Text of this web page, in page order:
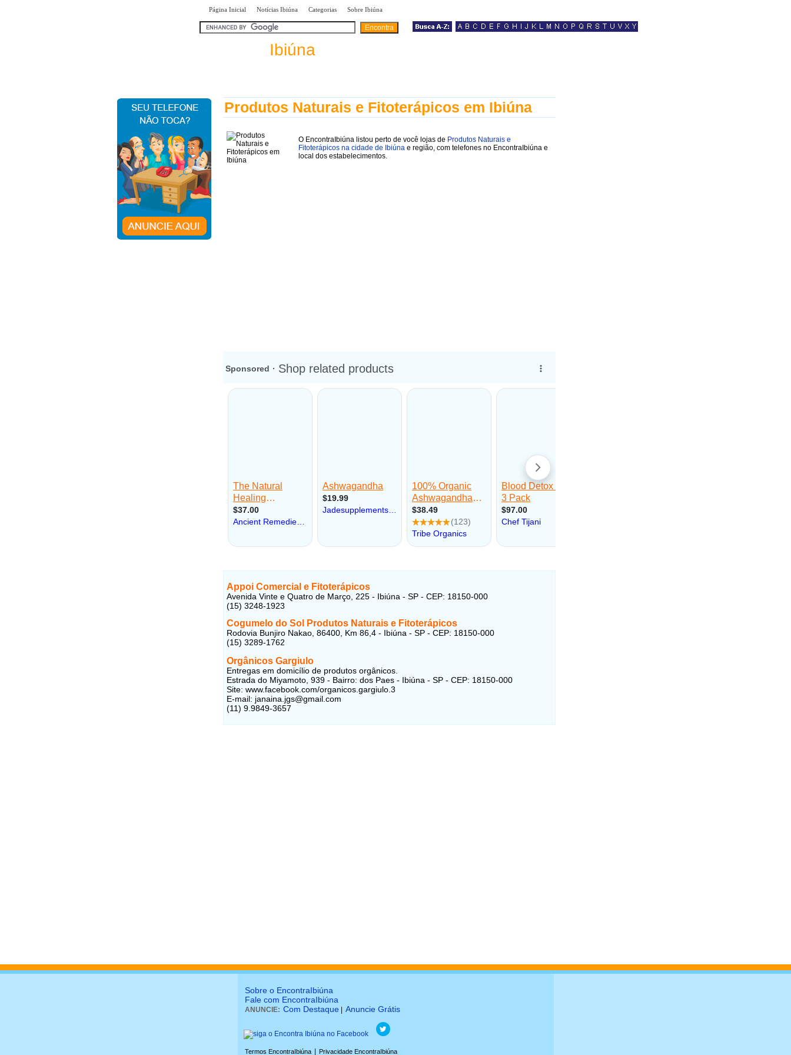
Página Inicial Notícias Ibiúna Categorias Sobre Ibiúna
Ibiúna
Produtos Naturais e Fitoterápicos em Ibiúna
O EncontraIbiúna listou perto de você lojas de Produtos Naturais e
Fitoterápicos na cidade de Ibiúna e região, com telefones no EncontraIbiúna e
local dos estabelecimentos.
Appoi Comercial e Fitoterápicos
Avenida Vinte e Quatro de Março, 225 - Ibiúna - SP - CEP: 18150-000
(15) 3248-1923
Cogumelo do Sol Produtos Naturais e Fitoterápicos
Rodovia Bunjiro Nakao, 86400, Km 86,4 - Ibiúna - SP - CEP: 18150-000
(15) 3289-1762
Orgânicos Gargiulo
Entregas em domicílio de produtos orgânicos.
Estrada do Miyamoto, 939 - Bairro: dos Paes - Ibiúna - SP - CEP: 18150-000
Site: www.facebook.com/organicos.gargiulo.3
E-mail: janaina.jgs@gmail.com
(11) 9.9849-3657
Sobre o EncontraIbiúna
Fale com EncontraIbiúna
ANUNCIE: Com Destaque Anuncie Grátis
Termos EncontraIbiúna Privacidade EncontraIbiúna